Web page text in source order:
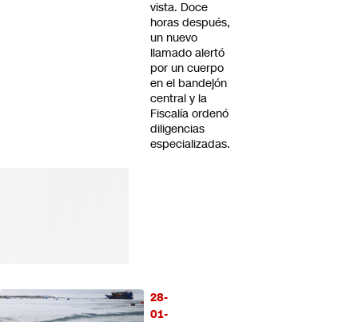
vista. Doce
horas después,
un nuevo
llamado alertó
por un cuerpo
en el bandejón
central y la
Fiscalía ordenó
diligencias
especializadas.
28-
01-